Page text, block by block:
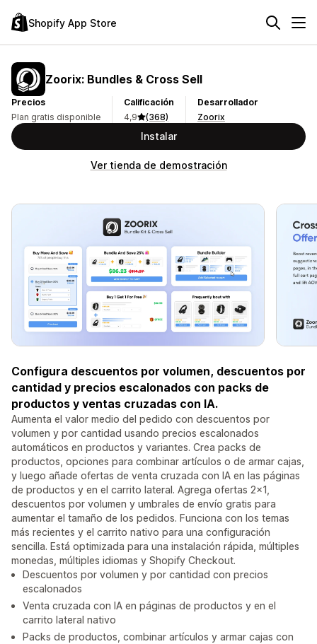
Shopify App Store
Zoorix: Bundles & Cross Sell
Precios
Plan gratis disponible
Calificación
4,9
(368)
Desarrollador
Zoorix
Instalar
Ver tienda de demostración
Configura descuentos por volumen, descuentos por
cantidad y precios escalonados con packs de
productos y ventas cruzadas con IA.
Aumenta el valor medio del pedido con descuentos por
volumen y por cantidad usando precios escalonados
automáticos en productos y variantes. Crea packs de
productos, opciones para combinar artículos o de armar cajas,
y luego añade ofertas de venta cruzada con IA en las páginas
de productos y en el carrito lateral. Agrega ofertas 2x1,
descuentos por volumen y umbrales de envío gratis para
aumentar el tamaño de los pedidos. Funciona con los temas
más recientes y el carrito nativo para una configuración
sencilla. Está optimizada para una instalación rápida, múltiples
monedas, múltiples idiomas y Shopify Checkout.
Descuentos por volumen y por cantidad con precios
escalonados
Venta cruzada con IA en páginas de productos y en el
carrito lateral nativo
Packs de productos, combinar artículos y armar cajas con